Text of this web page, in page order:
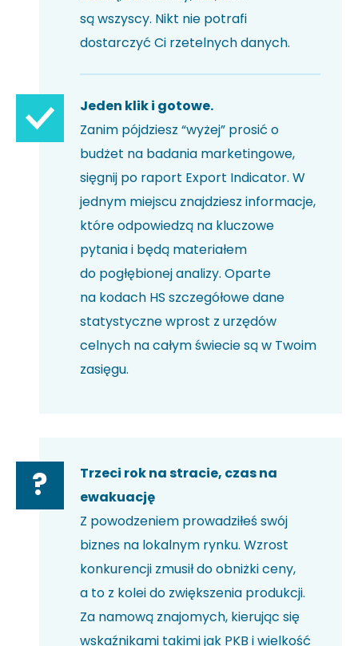
są wszyscy. Nikt nie potrafi
dostarczyć Ci rzetelnych danych.
Jeden klik i gotowe.
Zanim pójdziesz “wyżej” prosić o
budżet na badania marketingowe,
sięgnij po raport Export Indicator. W
jednym miejscu znajdziesz informacje,
które odpowiedzą na kluczowe
pytania i będą materiałem
do pogłębionej analizy. Oparte
na kodach HS szczegółowe dane
statystyczne wprost z urzędów
celnych na całym świecie są w Twoim
zasięgu.
?
Trzeci rok na stracie, czas na
ewakuację
Z powodzeniem prowadziłeś swój
biznes na lokalnym rynku. Wzrost
konkurencji zmusił do obniżki ceny,
a to z kolei do zwiększenia produkcji.
Za namową znajomych, kierując się
wskaźnikami takimi jak PKB i wielkość